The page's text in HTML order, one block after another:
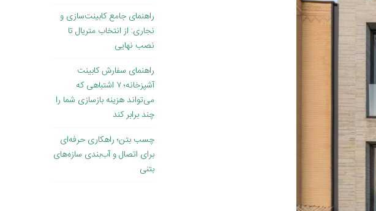
راهنمای جامع کابینت‌سازی و
نجاری: از انتخاب متریال تا
نصب نهایی
راهنمای سفارش کابینت
آشپزخانه؛ ۷ اشتباهی که
می‌تواند هزینه بازسازی شما را
چند برابر کند
چسب بتن؛ راهکاری حرفه‌ای
برای اتصال و آب‌بندی سازه‌های
بتنی